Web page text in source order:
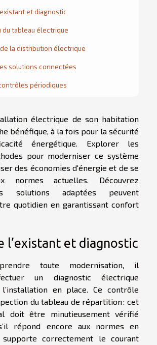
et diagnostic
du tableau électrique
la distribution électrique
solutions connectées
périodiques
électrique de son habitation
bénéfique, à la fois pour la sécurité
énergétique. Explorer les
pour moderniser ce système
des économies d'énergie et de se
normes actuelles. Découvrez
solutions adaptées peuvent
quotidien en garantissant confort
l’existant et diagnostic
toute modernisation, il
un diagnostic électrique
en place. Ce contrôle
du tableau de répartition : cet
doit être minutieusement vérifié
répond encore aux normes en
correctement le courant